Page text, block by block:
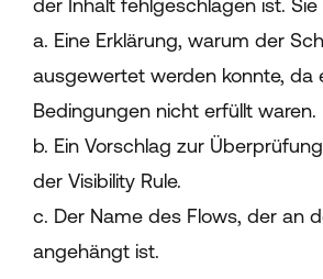
der Inhalt fehlgeschlagen ist. Sie
a. Eine Erklärung, warum der
ausgewertet werden konnte, da
Bedingungen nicht erfüllt waren.
b. Ein Vorschlag zur
der Visibility Rule.
c. Der Name des Flows, der an
angehängt ist.